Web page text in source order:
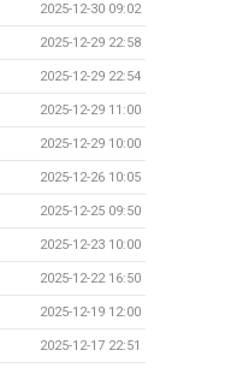
2025-12-30 09:02
2025-12-29 22:58
2025-12-29 22:54
2025-12-29 11:00
2025-12-29 10:00
2025-12-26 10:05
2025-12-25 09:50
2025-12-23 10:00
2025-12-22 16:50
2025-12-19 12:00
2025-12-17 22:51